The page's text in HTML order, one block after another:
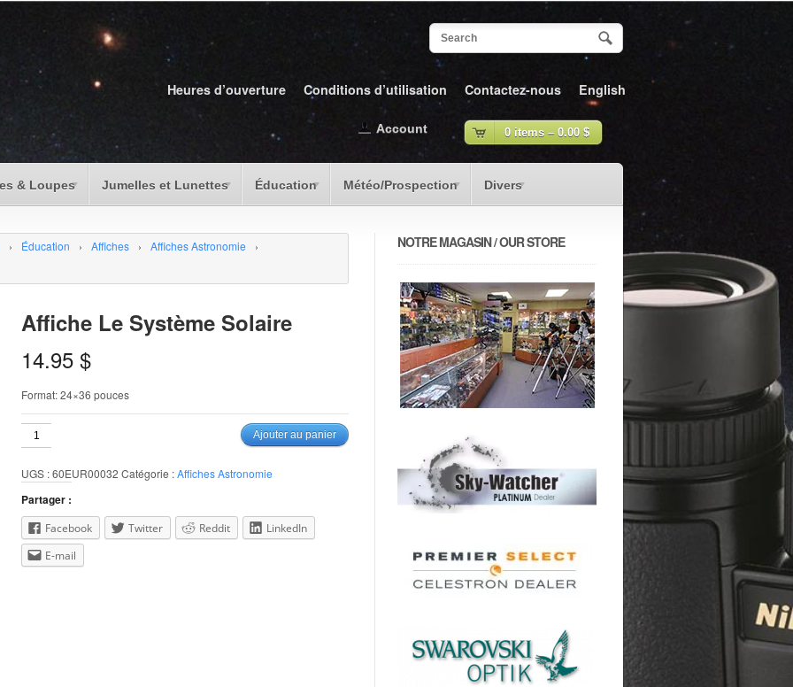
Heures d’ouverture Conditions d’utilisation Contactez-nous English
& Loupes Jumelles et Lunettes Éducation Météo/Prospection Divers
0 items – 0.00 $
Account
› Éducation › Affiches › Affiches Astronomie
›
Affiche Le Système Solaire
14.95 $
Format: 24×36 pouces
quantité
de
Le
Système
Solaire
Ajouter au panier
UGS :60EUR00032 Catégorie :Affiches Astronomie
Partager :
Facebook Twitter Reddit
LinkedIn
E-mail
NOTRE MAGASIN / OUR STORE